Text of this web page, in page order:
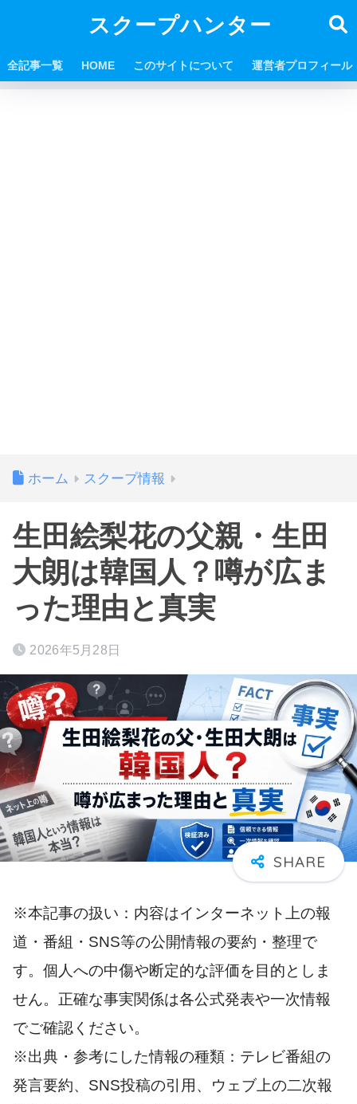
スクープハンター
全記事一覧 HOME このサイトについて 運営者プロフィール
ホーム スクープ情報
生田絵梨花の父親・生田
大朗は韓国人？噂が広ま
った理由と真実
2026年5月28日
※本記事の扱い：内容はインターネット上の報
道・番組・SNS等の公開情報の要約・整理で
す。個人への中傷や断定的な評価を目的としま
せん。正確な事実関係は各公式発表や一次情報
でご確認ください。
※出典・参考にした情報の種類：テレビ番組の
発言要約、SNS投稿の引用、ウェブ上の二次報